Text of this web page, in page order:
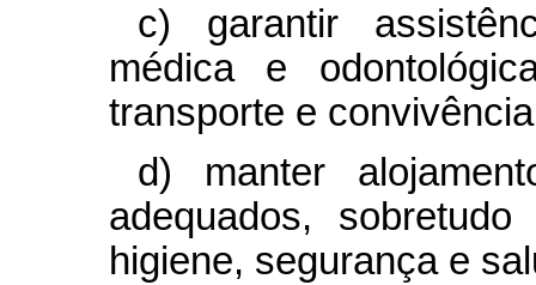
c) garantir
médica e
transporte e
d) manter
adequados,
higiene, segurança e